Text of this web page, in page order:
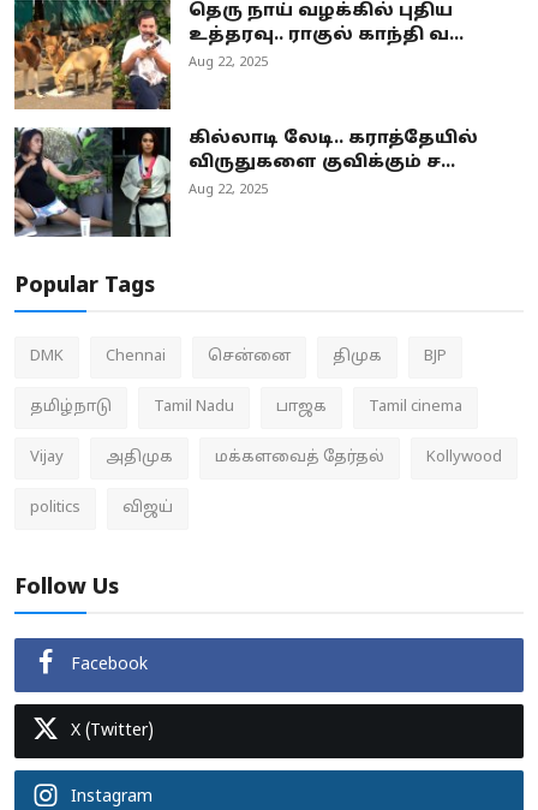
தெரு நாய் வழக்கில் புதிய
உத்தரவு.. ராகுல் காந்தி வ...
Aug 22, 2025
கில்லாடி லேடி.. கராத்தேயில்
விருதுகளை குவிக்கும் ச...
Aug 22, 2025
Popular Tags
DMK Chennai சென்னை திமுக BJP
தமிழ்நாடு Tamil Nadu பாஜக Tamil cinema
Vijay அதிமுக மக்களவைத் தேர்தல் Kollywood
politics விஜய்
Follow Us
Facebook
X (Twitter)
Instagram